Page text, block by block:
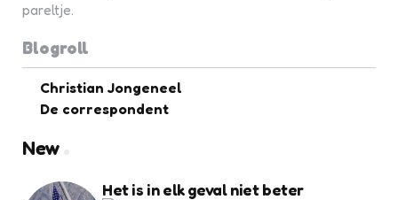
pareltje.
Blogroll
Christian Jongeneel
De correspondent
New
Het is in elk geval niet beter